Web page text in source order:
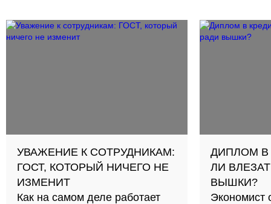
УВАЖЕНИЕ К СОТРУДНИКАМ:
ГОСТ, КОТОРЫЙ НИЧЕГО НЕ
ИЗМЕНИТ
Как на самом деле работает
ДИПЛОМ В
ЛИ
ВЫШКИ?
Экономист